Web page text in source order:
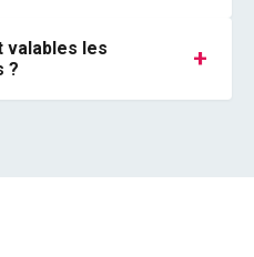
valables les
?
+